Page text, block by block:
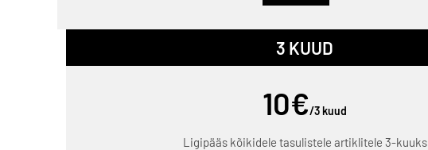
3 KUUD
10€/3 kuud
Ligipääs kõikidele tasulistele artiklitele 3-kuuks